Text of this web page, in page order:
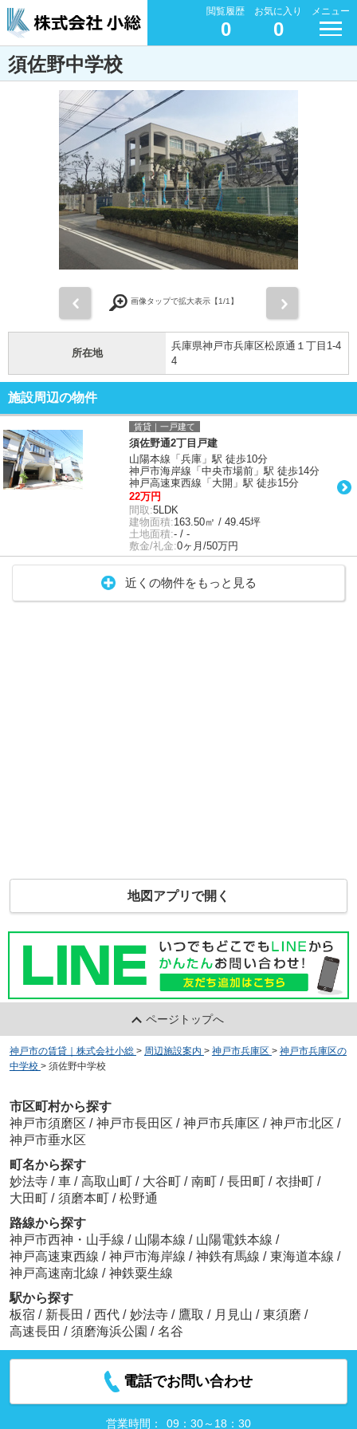
閲覧履歴
0
お気に入り
0
メニュー
須佐野中学校
画像タップで拡大表示【1/1】
所在地
兵庫県神戸市兵庫区松原通１丁目1-4
4
施設周辺の物件
賃貸｜一戸建て
須佐野通2丁目戸建
山陽本線「兵庫」駅 徒歩10分
神戸市海岸線「中央市場前」駅 徒歩14分
神戸高速東西線「大開」駅 徒歩15分
22万円
間取:5LDK
建物面積:163.50㎡ / 49.45坪
土地面積:- / -
敷金/礼金:0ヶ月/50万円
近くの物件をもっと見る
地図アプリで開く
ページトップへ
神戸市の賃貸｜株式会社小総 > 周辺施設案内 > 神戸市兵庫区 > 神戸市兵庫区の
中学校 > 須佐野中学校
市区町村から探す
神戸市須磨区 / 神戸市長田区 / 神戸市兵庫区 / 神戸市北区 /
神戸市垂水区
町名から探す
妙法寺 / 車 / 高取山町 / 大谷町 / 南町 / 長田町 / 衣掛町 /
大田町 / 須磨本町 / 松野通
路線から探す
神戸市西神・山手線 / 山陽本線 / 山陽電鉄本線 /
神戸高速東西線 / 神戸市海岸線 / 神鉄有馬線 / 東海道本線 /
神戸高速南北線 / 神鉄粟生線
駅から探す
板宿 / 新長田 / 西代 / 妙法寺 / 鷹取 / 月見山 / 東須磨 /
高速長田 / 須磨海浜公園 / 名谷
電話でお問い合わせ
営業時間： 09：30～18：30